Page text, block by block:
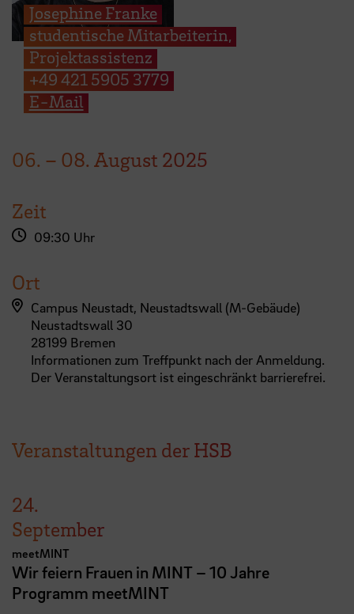
Josephine Franke
studentische Mitarbeiterin,
Projektassistenz
+49 421 5905 3779
E-Mail
06. – 08. August 2025
Zeit
09:30 Uhr
Ort
Campus Neustadt, Neustadtswall (M-Gebäude)
Neustadtswall 30
28199 Bremen
Informationen zum Treffpunkt nach der Anmeldung.
Der Veranstaltungsort ist eingeschränkt barrierefrei.
Veranstaltungen der HSB
24.
September
meetMINT
Wir feiern Frauen in MINT – 10 Jahre
Programm meetMINT